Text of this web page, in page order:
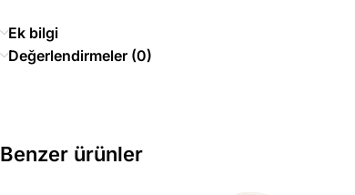
Ek bilgi
Değerlendirmeler (0)
Benzer ürünler